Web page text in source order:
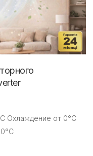
Охлаждение от 0°С